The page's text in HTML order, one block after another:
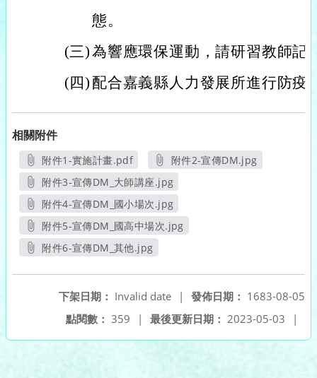
態。
(三)為響應環保運動，請研習教師記
(四) 配合嘉義縣人力發展所進行防疫
相關附件
附件1-實施計畫.pdf
另開新視窗
附件2-宣傳DM.jpg
附件3-宣傳DM_大師講座.jpg
另開新視窗
附件4-宣傳DM_國小場次.jpg
另開新視窗
附件5-宣傳DM_國高中場次.jpg
另開新視窗
附件6-宣傳DM_其他.jpg
發佈日期： 1683-08-05
下架日期： Invalid date
|
最後更新日期： 2023-05-03 |
點閱數： 359 |